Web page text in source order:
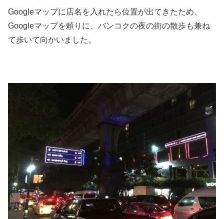
Googleマップに店名を入れたら位置が出てきたため、
Googleマップを頼りに、バンコクの夜の街の散歩も兼ね
て歩いて向かいました。